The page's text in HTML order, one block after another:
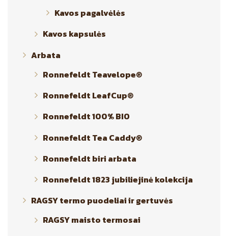
Kavos pagalvėlės
Kavos kapsulės
Arbata
Ronnefeldt Teavelope®
Ronnefeldt LeafCup®
Ronnefeldt 100% BIO
Ronnefeldt Tea Caddy®
Ronnefeldt biri arbata
Ronnefeldt 1823 jubiliejinė kolekcija
RAGSY termo puodeliai ir gertuvės
RAGSY maisto termosai